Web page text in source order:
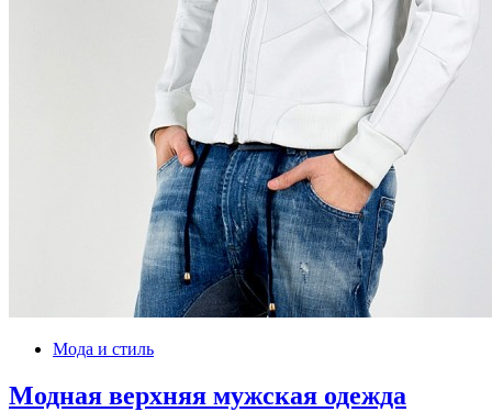
Мода и стиль
Модная верхняя мужская одежда